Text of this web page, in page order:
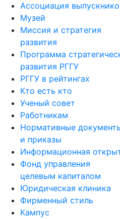
Ассоциация
Музей
Миссия и стратегия
развития
Программа
развития РГГУ
РГГУ в рейтингах
Кто есть кто
Ученый совет
Работникам
Нормативные
и приказы
Информационная
Фонд управления
целевым капиталом
Юридическая клиника
Фирменный стиль
Кампус